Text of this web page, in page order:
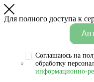
Для полного доступа к
Соглашаюсь на
обработку
информационно-